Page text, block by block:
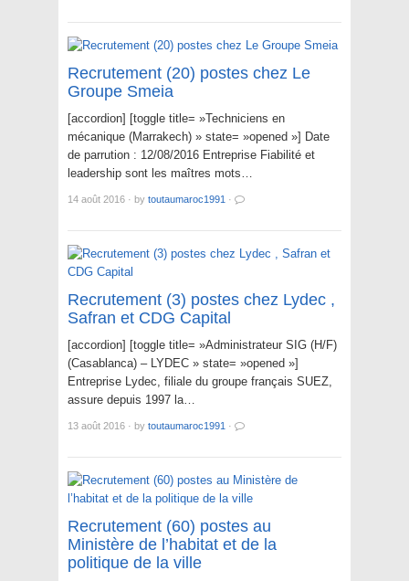
Recrutement (20) postes chez Le
Groupe Smeia
[accordion] [toggle title= »Techniciens en
mécanique (Marrakech) » state= »opened »] Date
de parrution : 12/08/2016 Entreprise Fiabilité et
leadership sont les maîtres mots…
14 août 2016 · by toutaumaroc1991 ·
Recrutement (3) postes chez Lydec ,
Safran et CDG Capital
[accordion] [toggle title= »Administrateur SIG (H/F)
(Casablanca) – LYDEC » state= »opened »]
Entreprise Lydec, filiale du groupe français SUEZ,
assure depuis 1997 la…
13 août 2016 · by toutaumaroc1991 ·
Recrutement (60) postes au
Ministère de l’habitat et de la
politique de la ville